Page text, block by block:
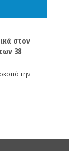
στον
38
την